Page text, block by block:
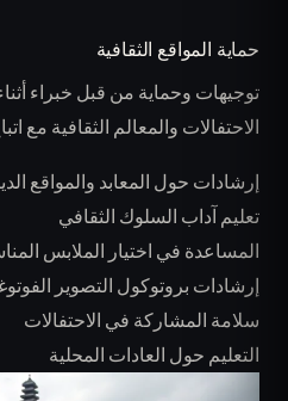
حماية المواقع الثقافية
توجيهات وحماية من قبل خبراء
الاحتفالات والمعالم الثقافية مع
إرشادات حول المعابد والمواقع
تعليم آداب السلوك الثقافي
المساعدة في اختيار الملابس
إرشادات بروتوكول التصوير
سلامة المشاركة في الاحتفالات
التعليم حول العادات المحلية